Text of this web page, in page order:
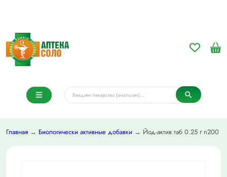
Главная → Биологически активные добавки → Йод-актив таб 0.25 г n200